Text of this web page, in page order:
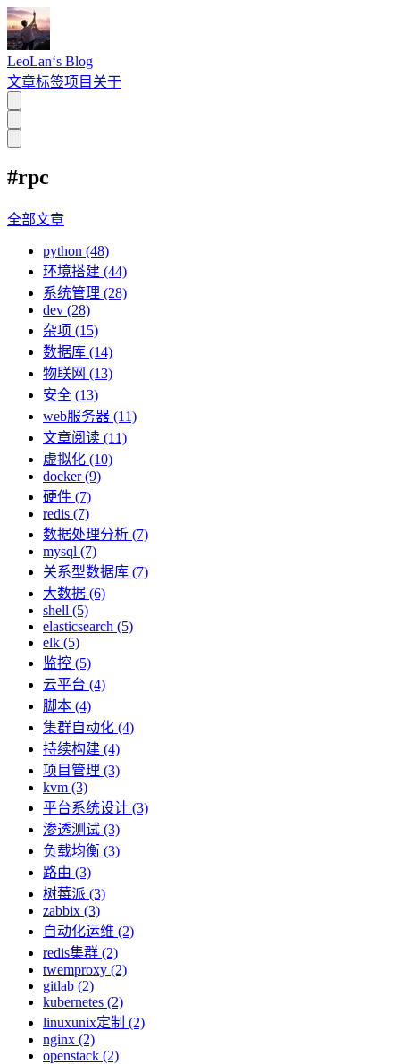
LeoLan‘s Blog
文章标签项目 关于
#rpc
全部文章
python (48)
环境搭建 (44)
系统管理 (28)
dev (28)
杂项 (15)
数据库 (14)
物联网 (13)
安全 (13)
web服务器 (11)
文章阅读 (11)
虚拟化 (10)
docker (9)
硬件 (7)
redis (7)
数据处理分析 (7)
mysql (7)
关系型数据库 (7)
大数据 (6)
shell (5)
elasticsearch (5)
elk (5)
监控 (5)
云平台 (4)
脚本 (4)
集群自动化 (4)
持续构建 (4)
项目管理 (3)
kvm (3)
平台系统设计 (3)
渗透测试 (3)
负载均衡 (3)
路由 (3)
树莓派 (3)
zabbix (3)
自动化运维 (2)
redis集群 (2)
twemproxy (2)
gitlab (2)
kubernetes (2)
linuxunix定制 (2)
nginx (2)
openstack (2)